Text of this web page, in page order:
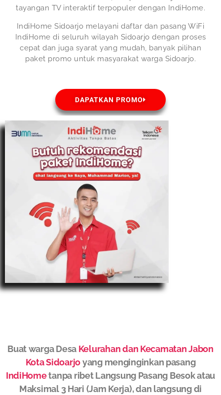
tayangan TV interaktif terpopuler dengan IndiHome.
IndiHome Sidoarjo melayani daftar dan pasang WiFi
IndiHome di seluruh wilayah Sidoarjo dengan proses
cepat dan juga syarat yang mudah, banyak pilihan
paket promo untuk masyarakat warga Sidoarjo.
DAPATKAN PROMO
Buat warga Desa Kelurahan dan Kecamatan Jabon
Kota Sidoarjoyang menginginkan pasang
IndiHometanpa ribet Langsung Pasang Besok atau
Maksimal 3 Hari (Jam Kerja), dan langsung di